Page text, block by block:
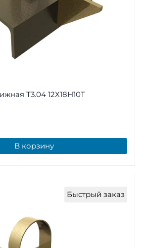
Т3.04 12Х18Н10Т
В корзину
Быстрый заказ